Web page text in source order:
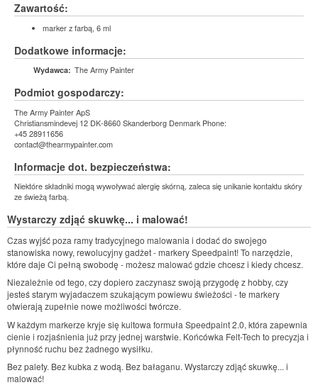
Zawartość:
marker z farbą, 6 ml
Dodatkowe informacje:
Wydawca: The Army Painter
Podmiot gospodarczy:
The Army Painter ApS
Christiansmindevej 12 DK-8660 Skanderborg Denmark Phone:
+45 28911656
contact@thearmypainter.com
Informacje dot. bezpieczeństwa:
Niektóre składniki mogą wywoływać alergię skórną, zaleca się unikanie kontaktu skóry
ze świeżą farbą.
Wystarczy zdjąć skuwkę... i malować!
Czas wyjść poza ramy tradycyjnego malowania i dodać do swojego
stanowiska nowy, rewolucyjny gadżet - markery Speedpaint! To narzędzie,
które daje Ci pełną swobodę - możesz malować gdzie chcesz i kiedy chcesz.
Niezależnie od tego, czy dopiero zaczynasz swoją przygodę z hobby, czy
jesteś starym wyjadaczem szukającym powiewu świeżości - te markery
otwierają zupełnie nowe możliwości twórcze.
W każdym markerze kryje się kultowa formuła Speedpaint 2.0, która zapewnia
cienie i rozjaśnienia już przy jednej warstwie. Końcówka Felt-Tech to precyzja i
płynność ruchu bez żadnego wysiłku.
Bez palety. Bez kubka z wodą. Bez bałaganu. Wystarczy zdjąć skuwkę... i
malować!